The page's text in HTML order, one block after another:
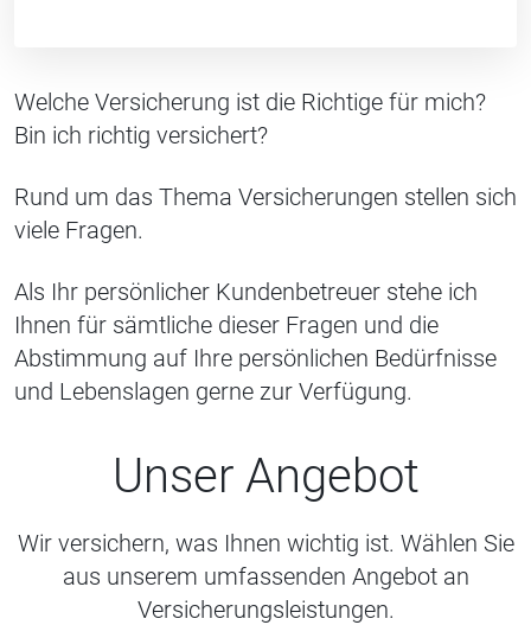
Welche Versicherung ist die Richtige für mich?
Bin ich richtig versichert?
Rund um das Thema Versicherungen stellen sich
viele Fragen.
Als Ihr persönlicher Kundenbetreuer stehe ich
Ihnen für sämtliche dieser Fragen und die
Abstimmung auf Ihre persönlichen Bedürfnisse
und Lebenslagen gerne zur Verfügung.
Unser Angebot
Wir versichern, was Ihnen wichtig ist. Wählen Sie
aus unserem umfassenden Angebot an
Versicherungsleistungen.